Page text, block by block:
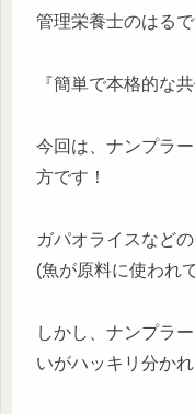
管理栄養士のはるで
『簡単で本格的な
今回は、ナンプラ
方です！
ガパオライスなど
(魚が原料に使われ
しかし、ナンプラ
いがハッキリ分かれ